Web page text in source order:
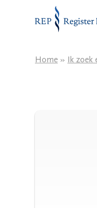
Naar de inhoud
Home » Ik zoek